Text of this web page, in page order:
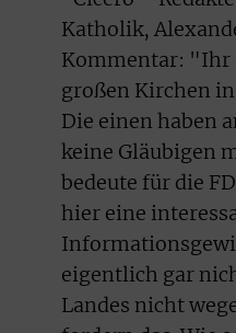
Katholik,
Kommentar: "Ihr
großen Kirchen
Die einen haben
keine Gläubigen
bedeute für die
hier eine
eigentlich gar
Landes nicht